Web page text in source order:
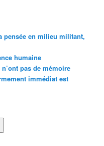
pensée en milieu militant,
humaine
pas de mémoire
immédiat est